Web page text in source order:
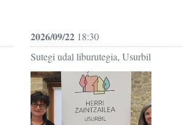
2026/09/2218:30
Sutegi udal liburutegia, Usurbil